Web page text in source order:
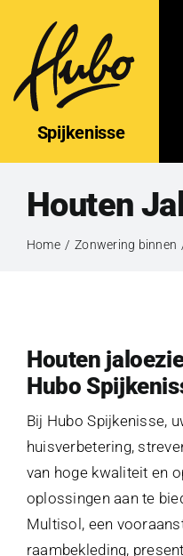
inhoud
Spijkenisse
Webshop
Afspraak maken
Contact
Houten
Home Zonwering binnen
Houten
Hubo
Bij Hubo Spijkenisse,
huisverbetering,
van hoge kwaliteit en
oplossingen aan te
Multisol, een
raambekleding,